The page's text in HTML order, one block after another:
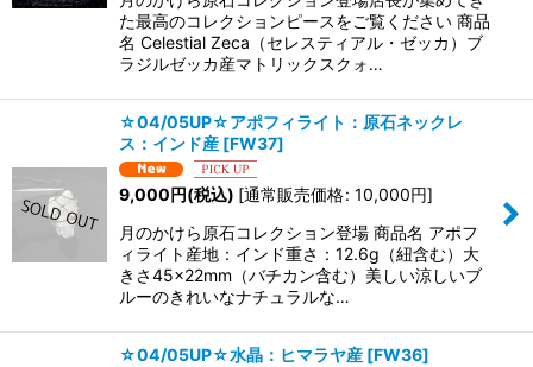
た最高のコレクションピースをご覧ください 商品
名 Celestial Zeca（セレスティアル・ゼッカ）ブ
ラジルゼッカ産マトリックスクォ…
☆04/05UP☆アポフィライト：原石ネックレ
ス：インド産 [FW37]
9,000円(税込) [通常販売価格: 10,000円]
月のかけら原石コレクション登場 商品名 アポフ
ィライト産地：インド重さ：12.6g（紐含む）大
きさ45×22mm（バチカン含む）美しい涼しいブ
ルーのきれいなナチュラルな…
☆04/05UP☆水晶：ヒマラヤ産 [FW36]